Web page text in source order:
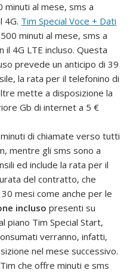
al mese, sms a
4G. Tim Special Voce + Dati
minuti al mese, sms a
4G LTE incluso. Questa
prevede un anticipo di 39
la rata per il telefonino di
mette a disposizione la
Gb di internet a 5 €
di chiamate verso tutti
mentre gli sms sono a
ed include la rata per il
del contratto, che
mesi come anche per le
incluso presenti su
piano Tim Special Start,
verranno, infatti,
nel mese successivo.
che offre minuti e sms